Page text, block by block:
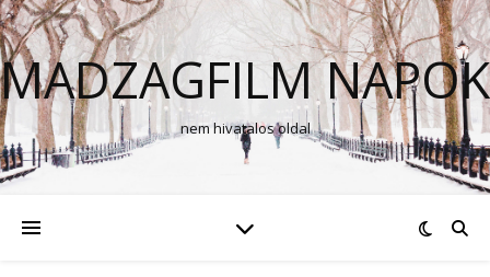
MADZAGFILM NAPOK
nem hivatalos oldal